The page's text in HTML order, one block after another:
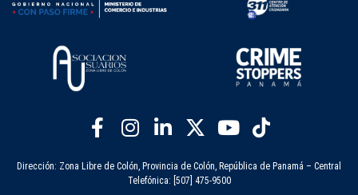
Dirección: Zona Libre de Colón, Provincia de Colón, República de Panamá – Central
Telefónica: [507] 475-9500